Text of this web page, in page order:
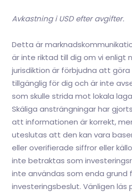
Avkastning i USD efter avgifter.
Detta är
är inte riktad till dig om vi enligt
jurisdiktion är förbjudna att
tillgänglig för dig och är inte
som skulle strida mot lokala
Skäliga ansträngningar har
att informationen är korrekt,
uteslutas att den kan vara
eller overifierade siffror eller
inte betraktas som
inte användas som enda grund
investeringsbeslut. Vänligen läs